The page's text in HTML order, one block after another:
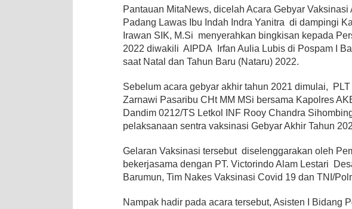
Pantauan MitaNews, dicelah Acara Gebyar
Padang Lawas Ibu Indah Indra Yanitra di dampingi
Irawan SIK, M.Si menyerahkan bingkisan kepada
2022 diwakili AIPDA Irfan Aulia Lubis di Pospam I
saat Natal dan Tahun Baru (Nataru) 2022.
Sebelum acara gebyar akhir tahun 2021 dimulai,
Zarnawi Pasaribu CHt MM MSi bersama Kapolres
Dandim 0212/TS Letkol INF Rooy Chandra
pelaksanaan sentra vaksinasi Gebyar Akhir Tahun
Gelaran Vaksinasi tersebut diselenggarakan oleh
bekerjasama dengan PT. Victorindo Alam Lestari
Barumun, Tim Nakes Vaksinasi Covid 19 dan TNI/
Nampak hadir pada acara tersebut, Asisten I Bidang